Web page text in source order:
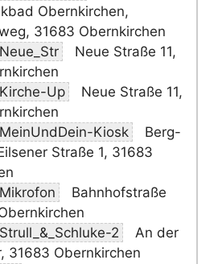
Obernkirchen,
31683 Obernkirchen
Neue Straße 11,
Up
Neue Straße 11,
Kiosk
Berg-
Straße 1, 31683
Bahnhofstraße
2
An der
31683 Obernkirchen